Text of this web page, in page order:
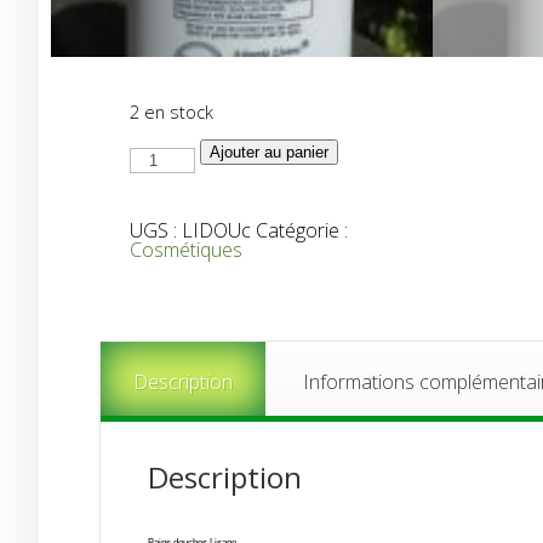
2 en stock
quantité
de
Bains
"CHEVREFEUILLE"
Ajouter au panier
UGS : LIDOUc Catégorie :
Cosmétiques
Description Informations
Description